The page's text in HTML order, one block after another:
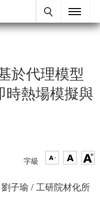
於代理模型
時熱場模擬與
字級
子瑜 / 工研院材化所